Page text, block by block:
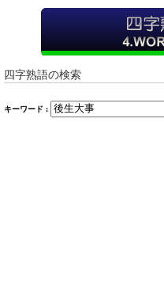
四字熟語の検索
キーワード :